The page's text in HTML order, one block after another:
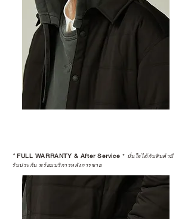
*FULL WARRANTY & After Service * มั่นใจได้กับสินค้ามี
รับประกัน พร้อมบริการหลังการขาย